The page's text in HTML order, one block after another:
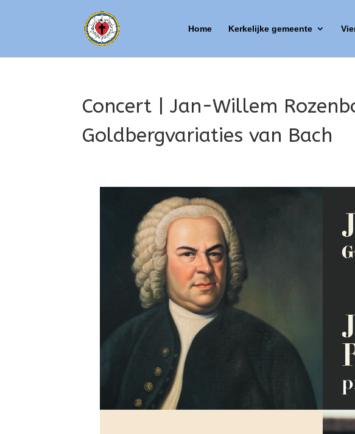
Home Kerkelijke gemeente
Concert | Jan-Willem
Goldbergvariaties van Bach